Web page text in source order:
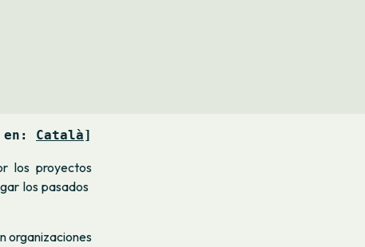
en: Català]
los proyectos
los pasados
organizaciones